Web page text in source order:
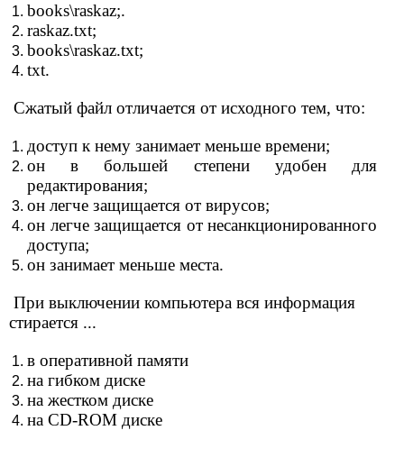
books\raskaz;.
raskaz.txt;
books\raskaz.txt;
txt.
Сжатый файл отличается от исходного тем, что:
доступ к нему занимает меньше времени;
он в большей степени удобен для
редактирования;
он легче защищается от вирусов;
он легче защищается от несанкционированного
доступа;
он занимает меньше места.
При выключении компьютера вся информация
стирается ...
в оперативной памяти
на гибком диске
на жестком диске
на CD-ROM диске